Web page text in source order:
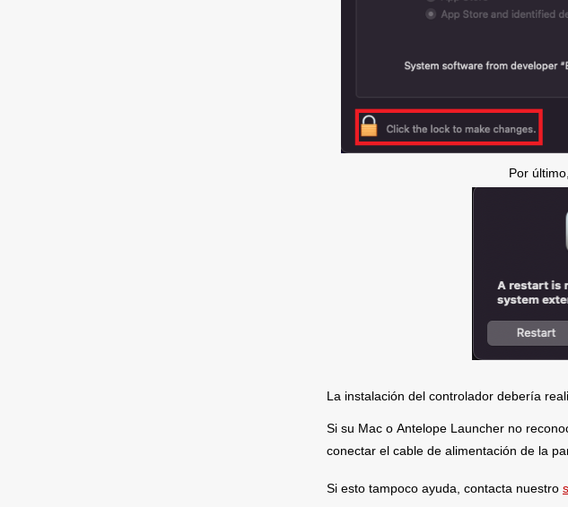
Por
La instalación del controlador debería
Si su Mac o Antelope Launcher no
conectar el cable de alimentación de la
Si esto tampoco ayuda, contacta nuestro
Productos
Activación de Productos
Descargas